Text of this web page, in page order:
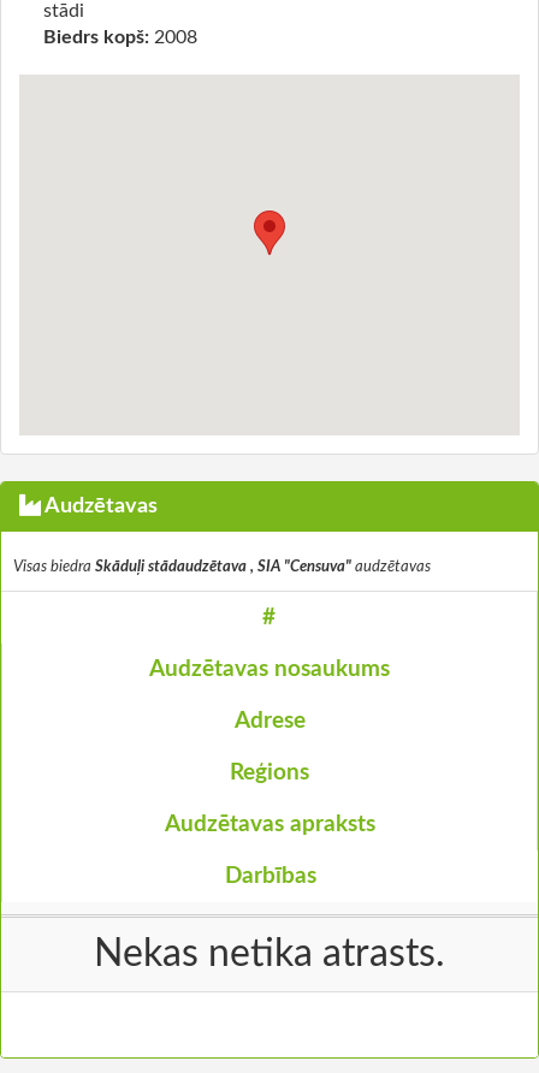
stādi
Biedrs kopš: 2008
Audzētavas
Visas biedra Skāduļi stādaudzētava , SIA "Censuva" audzētavas
#
Audzētavas nosaukums
Adrese
Reģions
Audzētavas apraksts
Darbības
Nekas netika atrasts.